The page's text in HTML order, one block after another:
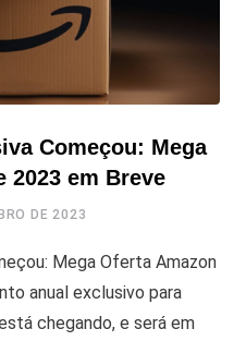
Começou: Mega
2023 em Breve
DE 2023
Mega Oferta Amazon
anual exclusivo para
chegando, e será em